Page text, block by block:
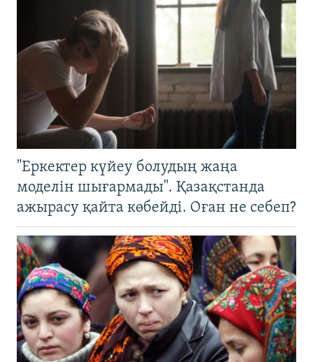
"Еркектер күйеу болудың жаңа
моделін шығармады". Қазақстанда
ажырасу қайта көбейді. Оған не себеп?